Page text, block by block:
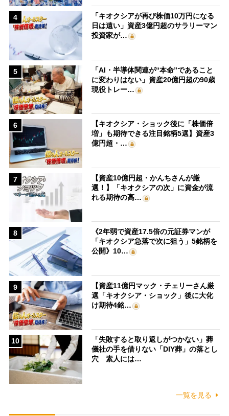
4
「キオクシアが再び株価10万円になる
日は遠い」資産3億円超のサラリーマン
投資家が…
5
「AI・半導体関連が“本命”であること
に変わりはない」資産20億円超の90歳
現役トレー…
6
【キオクシア・ショック後に「株価倍
増」も期待できる注目銘柄5選】資産3
億円超・…
7
【資産10億円超・かんちさんが厳
選！】「キオクシアの次」に資金が流
れる期待の高…
8
《2年弱で資産17.5倍の元証券マンが
「キオクシア急落で次に狙う」5銘柄を
公開》10…
9
【資産11億円マック・チェリーさん厳
選「キオクシア・ショック」後に大化
け期待4銘…
10
「失敗すると取り返しがつかない」葬
儀社の手を借りない「DIY葬」の落とし
穴 素人には…
一覧を見る